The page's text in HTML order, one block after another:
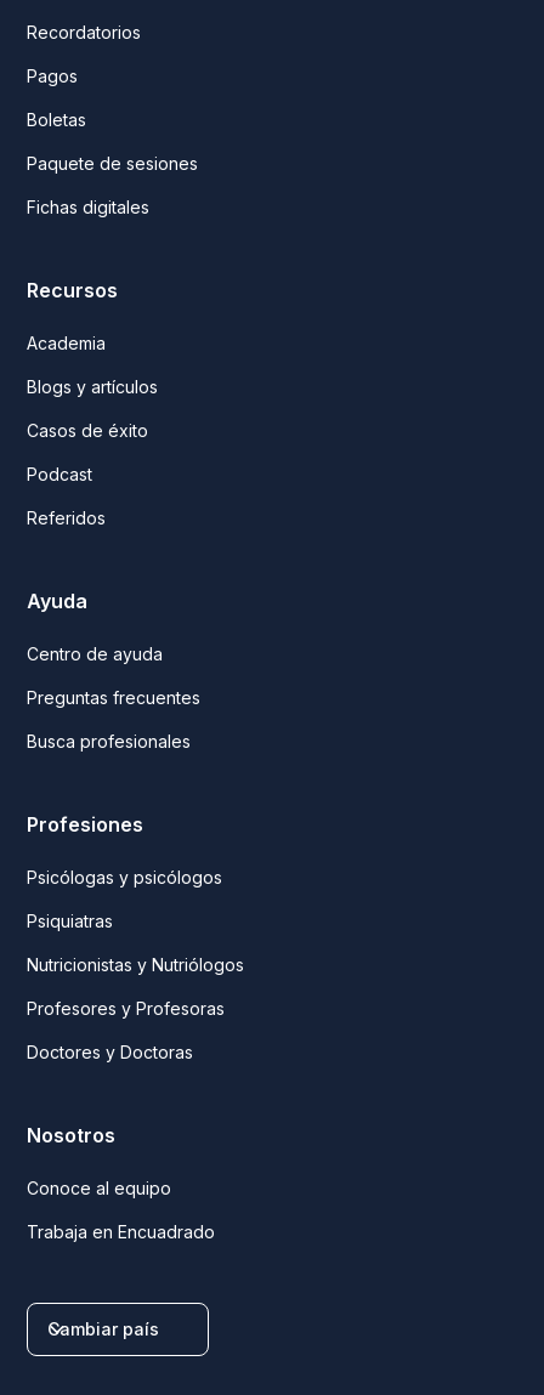
Recordatorios
Pagos
Boletas
Paquete de sesiones
Fichas digitales
Recursos
Academia
Blogs y artículos
Casos de éxito
Podcast
Referidos
Ayuda
Centro de ayuda
Preguntas frecuentes
Busca profesionales
Profesiones
Psicólogas y psicólogos
Psiquiatras
Nutricionistas y Nutriólogos
Profesores y Profesoras
Doctores y Doctoras
Nosotros
Conoce al equipo
Trabaja en Encuadrado
Cambiar país